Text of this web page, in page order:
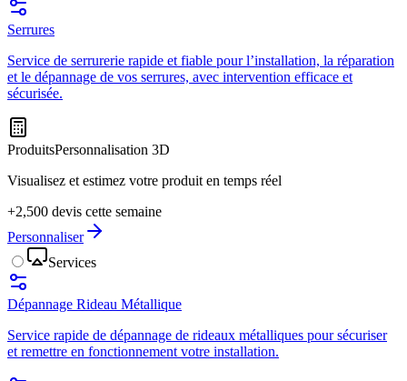
Serrures
Service de serrurerie rapide et fiable pour l’installation, la réparation
et le dépannage de vos serrures, avec intervention efficace et
sécurisée.
ProduitsPersonnalisation 3D
Visualisez et estimez votre produit en temps réel
+2,500 devis cette semaine
Personnaliser
Services
Dépannage Rideau Métallique
Service rapide de dépannage de rideaux métalliques pour sécuriser
et remettre en fonctionnement votre installation.